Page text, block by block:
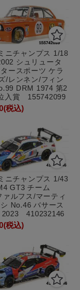
ニチャンプス 1/18
シュリュータ
ースポーツ ケラ
/レンネン/フィン
DRM 1974 第2
入賞 155742099
(税込)
ニチャンプス 1/43
GT3 チーム
ァルフス/マーティ
No.46 バサース
2023 410232146
(税込)